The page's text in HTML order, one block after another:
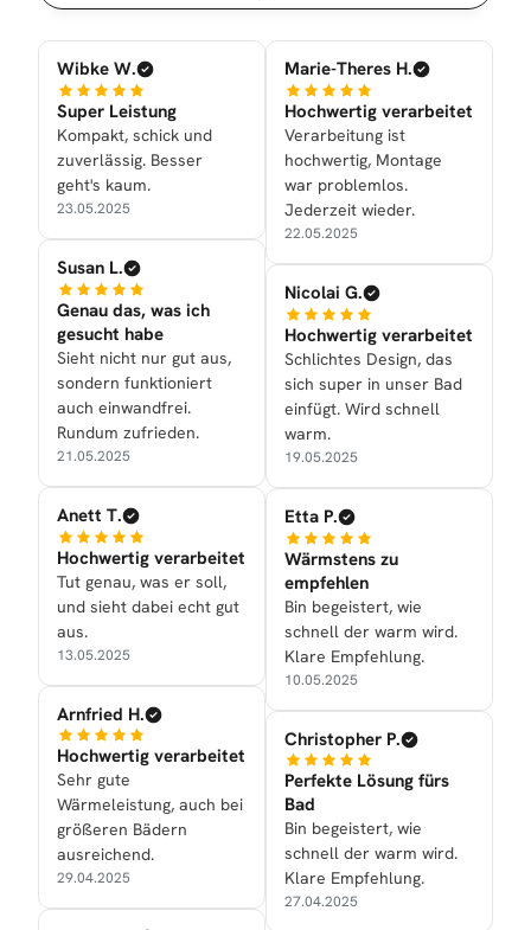
Wibke W.
Super Leistung
Kompakt, schick und
zuverlässig. Besser
geht's kaum.
23.05.2025
Susan L.
Genau das, was ich
gesucht habe
Sieht nicht nur gut aus,
sondern funktioniert
auch einwandfrei.
Rundum zufrieden.
21.05.2025
Anett T.
Hochwertig verarbeitet
Tut genau, was er soll,
und sieht dabei echt gut
aus.
13.05.2025
Arnfried H.
Hochwertig verarbeitet
Sehr gute
Wärmeleistung, auch bei
größeren Bädern
ausreichend.
29.04.2025
Marie-Theres H.
Hochwertig verarbeitet
Verarbeitung ist
hochwertig, Montage
war problemlos.
Jederzeit wieder.
22.05.2025
Nicolai G.
Hochwertig verarbeitet
Schlichtes Design, das
sich super in unser Bad
einfügt. Wird schnell
warm.
19.05.2025
Etta P.
Wärmstens zu
empfehlen
Bin begeistert, wie
schnell der warm wird.
Klare Empfehlung.
10.05.2025
Christopher P.
Perfekte Lösung fürs
Bad
Bin begeistert, wie
schnell der warm wird.
Klare Empfehlung.
27.04.2025